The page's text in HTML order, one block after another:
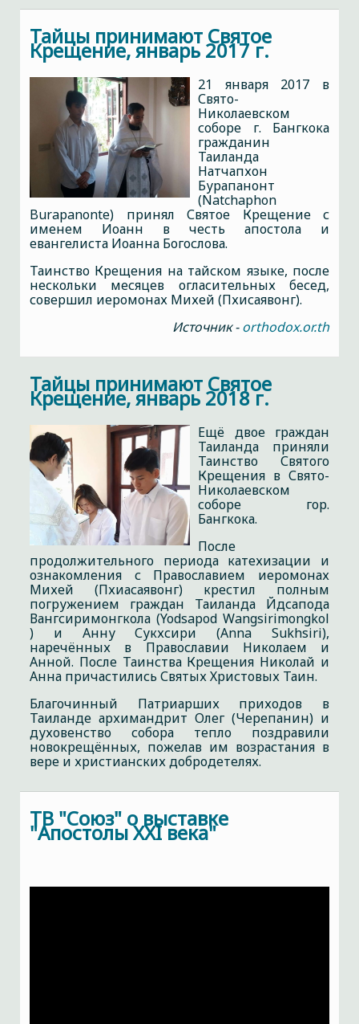
Тайцы принимают Святое
Крещение, январь 2017 г.
21 января 2017 в
Свято-
Николаевском
соборе г. Бангкока
гражданин
Таиланда
Натчапхон
Бурапанонт
(Natchaphon
Burapanonte) принял Святое Крещение с
именем Иоанн в честь апостола и
евангелиста Иоанна Богослова.
Таинство Крещения на тайском языке, после
нескольки месяцев огласительных бесед,
совершил иеромонах Михей (Пхисаявонг).
Источник -orthodox.or.th
Тайцы принимают Святое
Крещение, январь 2018 г.
Ещё двое граждан
Таиланда приняли
Таинство Святого
Крещения в Свято-
Николаевском
соборе гор.
Бангкока.
После
продолжительного периода катехизации и
ознакомления с Православием иеромонах
Михей (Пхиасаявонг) крестил полным
погружением граждан Таиланда Йдсапода
Вангсиримонгкола (Yodsapod Wangsirimongkol
) и Анну Сукхсири (Anna Sukhsiri),
наречённых в Православии Николаем и
Анной. После Таинства Крещения Николай и
Анна причастились Святых Христовых Таин.
Благочинный Патриарших приходов в
Таиланде архимандрит Олег (Черепанин) и
духовенство собора тепло поздравили
новокрещённых, пожелав им возрастания в
вере и христианских добродетелях.
ТВ "Союз" о выставке
"Апостолы XXI века"